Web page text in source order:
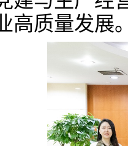
高质量发展